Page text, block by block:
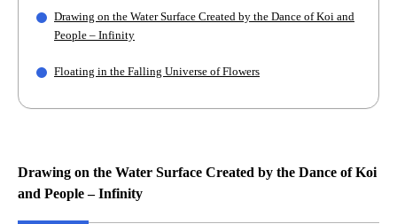
Drawing on the Water Surface Created by the Dance of Koi and
People – Infinity
Floating in the Falling Universe of Flowers
Drawing on the Water Surface Created by the Dance of Koi
and People – Infinity